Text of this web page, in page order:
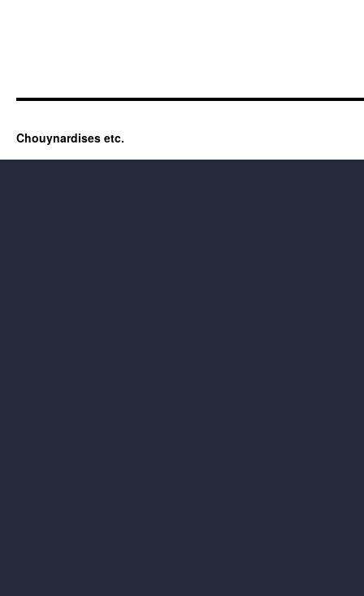
Chouynardises etc.